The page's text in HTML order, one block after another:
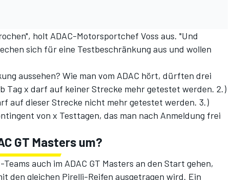
holt ADAC-Motorsportchef Voss aus. "Und
sich für eine Testbeschränkung aus und wollen
aussehen? Wie man vom ADAC hört, dürften drei
Tag x darf auf keiner Strecke mehr getestet werden. 2.)
auf dieser Strecke nicht mehr getestet werden. 3.)
von x Testtagen, das man nach Anmeldung frei
GT Masters um?
auch im ADAC GT Masters an den Start gehen,
den gleichen Pirelli-Reifen ausgetragen wird. Ein